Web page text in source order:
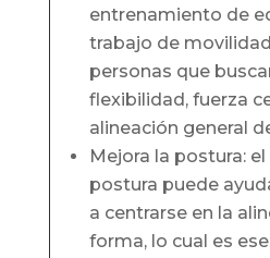
entrenamiento de
trabajo de
personas que
flexibilidad, fuerza
alineación general
Mejora la postura:
postura puede
a centrarse en la
forma, lo cual es